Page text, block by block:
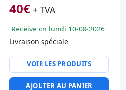
40€ + TVA
Receive on lundi 10-08-2026
Livraison spéciale
VOIR LES PRODUITS
AJOUTER AU PANIER